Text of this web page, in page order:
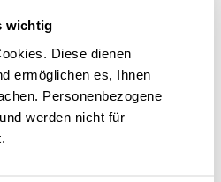
wichtig
Diese dienen
ermöglichen es, Ihnen
Personenbezogene
werden nicht für